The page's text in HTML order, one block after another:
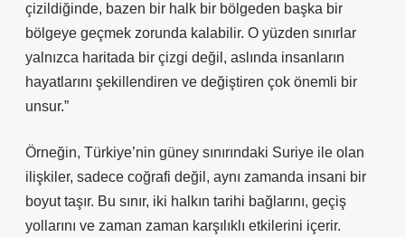
çizildiğinde, bazen bir halk bir bölgeden başka bir
bölgeye geçmek zorunda kalabilir. O yüzden sınırlar
yalnızca haritada bir çizgi değil, aslında insanların
hayatlarını şekillendiren ve değiştiren çok önemli bir
unsur.”
Örneğin, Türkiye’nin güney sınırındaki Suriye ile olan
ilişkiler, sadece coğrafi değil, aynı zamanda insani bir
boyut taşır. Bu sınır, iki halkın tarihi bağlarını, geçiş
yollarını ve zaman zaman karşılıklı etkilerini içerir.